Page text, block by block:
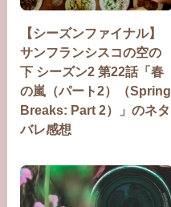
【シーズンファイナル】
サンフランシスコの空の
下 シーズン2 第22話「春
の嵐（パート2）（Spring
Breaks: Part 2）」のネタ
バレ感想